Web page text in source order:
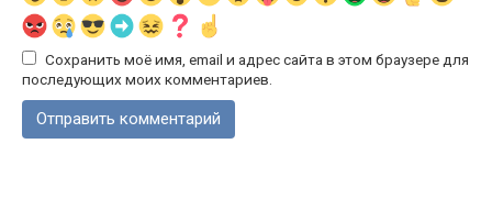
Сохранить моё имя, email и адрес сайта в этом браузере для
последующих моих комментариев.